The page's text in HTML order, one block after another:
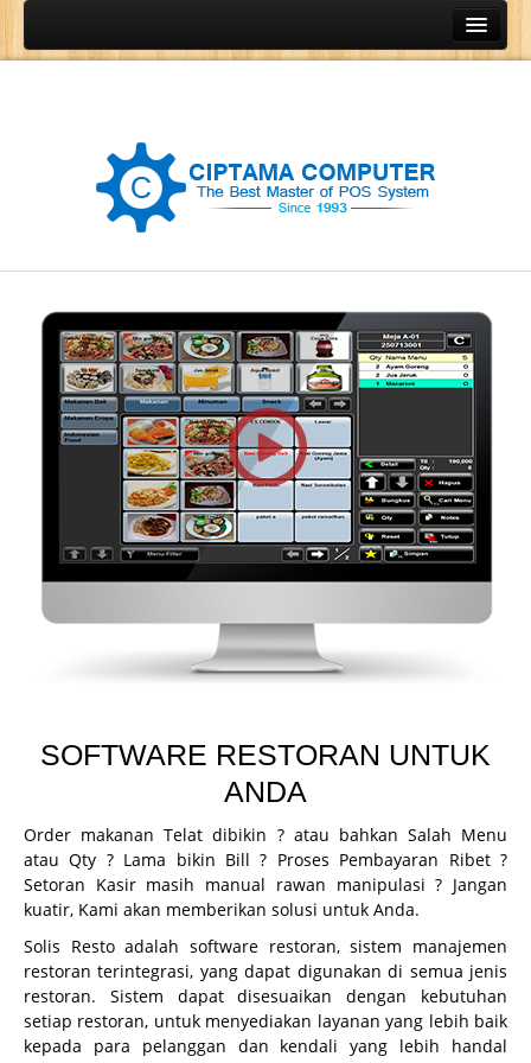
Home
Program Kasir
Program Restoran
Program Retail
Program Grosir
Program General Ledger
POS Terminal
Barcode Printer
Barcode Scanner
Cash Drawer
Cash Register
CCTV
Printer Inkjet
Printer ID Card
Perlengkapan Kasir
Gondola
Demo
Demo Program
Request Demo
SOFTWARE RESTORAN UNTUK
ANDA
Order makanan Telat dibikin ? atau bahkan Salah Menu
atau Qty ? Lama bikin Bill ? Proses Pembayaran Ribet ?
Setoran Kasir masih manual rawan manipulasi ? Jangan
kuatir, Kami akan memberikan solusi untuk Anda.
Solis Resto adalah software restoran, sistem manajemen
restoran terintegrasi, yang dapat digunakan di semua jenis
restoran. Sistem dapat disesuaikan dengan kebutuhan
setiap restoran, untuk menyediakan layanan yang lebih baik
kepada para pelanggan dan kendali yang lebih handal